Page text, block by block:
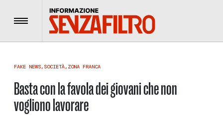
Menu
FAKE NEWS, SOCIETÀ, ZONA FRANCA
Basta con la favola dei giovani che non
vogliono lavorare